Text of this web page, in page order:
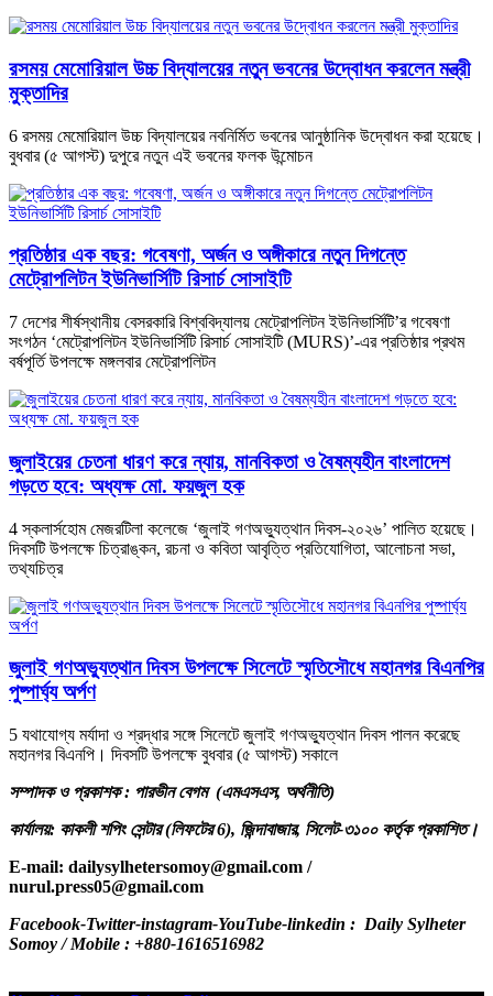
রসময় মেমোরিয়াল উচ্চ বিদ্যালয়ের নতুন ভবনের উদ্বোধন করলেন মন্ত্রী
মুক্তাদির
6 রসময় মেমোরিয়াল উচ্চ বিদ্যালয়ের নবনির্মিত ভবনের আনুষ্ঠানিক উদ্বোধন করা হয়েছে।
বুধবার (৫ আগস্ট) দুপুরে নতুন এই ভবনের ফলক উন্মোচন
প্রতিষ্ঠার এক বছর: গবেষণা, অর্জন ও অঙ্গীকারে নতুন দিগন্তে
মেট্রোপলিটন ইউনিভার্সিটি রিসার্চ সোসাইটি
7 দেশের শীর্ষস্থানীয় বেসরকারি বিশ্ববিদ্যালয় মেট্রোপলিটন ইউনিভার্সিটি’র গবেষণা
সংগঠন ‘মেট্রোপলিটন ইউনিভার্সিটি রিসার্চ সোসাইটি (MURS)’-এর প্রতিষ্ঠার প্রথম
বর্ষপূর্তি উপলক্ষে মঙ্গলবার মেট্রোপলিটন
জুলাইয়ের চেতনা ধারণ করে ন্যায়, মানবিকতা ও বৈষম্যহীন বাংলাদেশ
গড়তে হবে: অধ্যক্ষ মো. ফয়জুল হক
4 স্কলার্সহোম মেজরটিলা কলেজে ‘জুলাই গণঅভ্যুত্থান দিবস-২০২৬’ পালিত হয়েছে।
দিবসটি উপলক্ষে চিত্রাঙ্কন, রচনা ও কবিতা আবৃত্তি প্রতিযোগিতা, আলোচনা সভা,
তথ্যচিত্র
জুলাই গণঅভ্যুত্থান দিবস উপলক্ষে সিলেটে স্মৃতিসৌধে মহানগর বিএনপির
পুষ্পার্ঘ্য অর্পণ
5 যথাযোগ্য মর্যাদা ও শ্রদ্ধার সঙ্গে সিলেটে জুলাই গণঅভ্যুত্থান দিবস পালন করেছে
মহানগর বিএনপি। দিবসটি উপলক্ষে বুধবার (৫ আগস্ট) সকালে
সম্পাদক ও প্রকাশক : পারভীন বেগম (এমএসএস, অর্থনীতি)
কার্যালয়: কাকলী শপিং সেন্টার (লিফটের 6), জিন্দাবাজার, সিলেট-৩১০০ কর্তৃক প্রকাশিত।
E-mail: dailysylhetersomoy@gmail.com /
nurul.press05@gmail.com
Facebook-Twitter-instagram-YouTube-linkedin : Daily Sylheter
Somoy / Mobile : +880-1616516982